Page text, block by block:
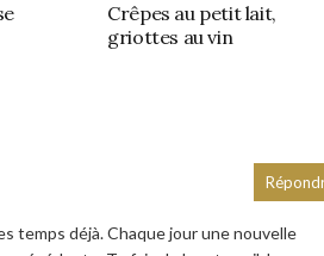
Crêpes au petit lait,
griottes au vin
temps déjà. Chaque jour une nouvelle